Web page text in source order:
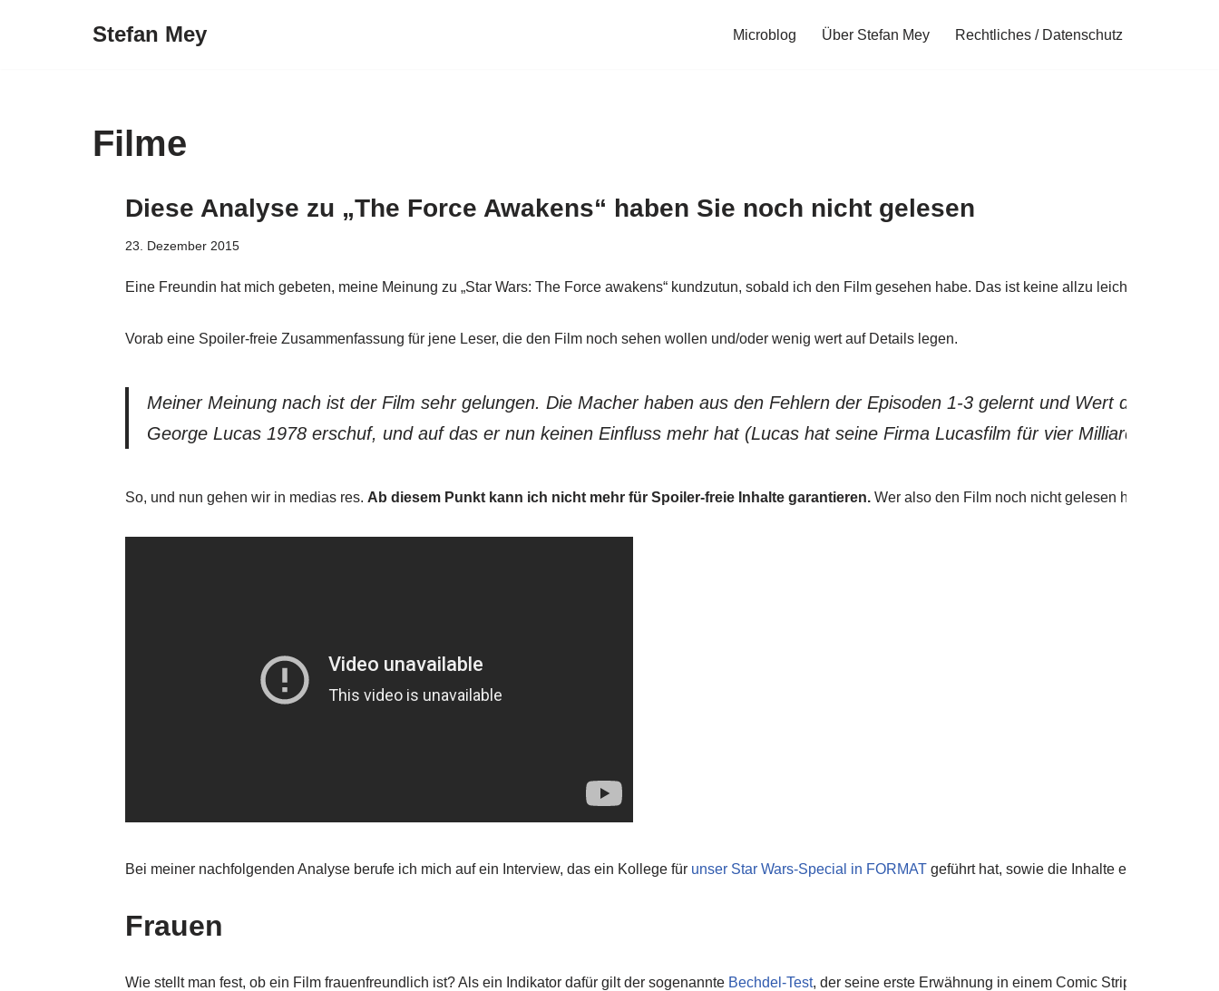
Stefan Mey Microblog Über Stefan Mey Rechtliches / Datenschutz
Filme
Diese Analyse zu „The Force Awakens“ haben Sie noch nicht gelesen
23. Dezember 2015
Eine Freundin hat mich gebeten, meine Meinung zu „Star Wars: The Force awakens“ kundzutun, sobald ich den Film gesehen habe. Das ist keine allzu leichte
Vorab eine Spoiler-freie Zusammenfassung für jene Leser, die den Film noch sehen wollen und/oder wenig wert auf Details legen.
Meiner Meinung nach ist der Film sehr gelungen. Die Macher haben aus den Fehlern der Episoden 1-3 gelernt und Wert darauf
George Lucas 1978 erschuf, und auf das er nun keinen Einfluss mehr hat (Lucas hat seine Firma Lucasfilm für vier Milliarden
So, und nun gehen wir in medias res. Ab diesem Punkt kann ich nicht mehr für Spoiler-freie Inhalte garantieren. Wer also den Film noch nicht gelesen hat, der sollte
Bei meiner nachfolgenden Analyse berufe ich mich auf ein Interview, das ein Kollege für unser Star Wars-Special in FORMAT geführt hat, sowie die Inhalte einer
Frauen
Wie stellt man fest, ob ein Film frauenfreundlich ist? Als ein Indikator dafür gilt der sogenannte Bechdel-Test, der seine erste Erwähnung in einem Comic Strip des Jahres